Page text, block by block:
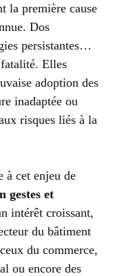
la première cause
Dos
persistantes…
Elles
adoption des
inadaptée ou
risques liés à la
à cet enjeu de
gestes et
intérêt croissant,
du bâtiment
du commerce,
ou encore des